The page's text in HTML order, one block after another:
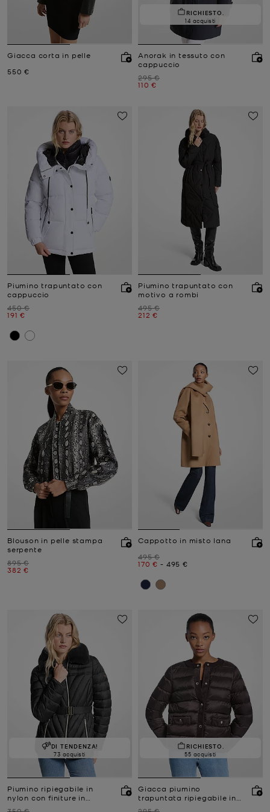
Giacca corta in pelle
Prezzo attuale
550 €
RICHIESTO.
14 acquisti
Anorak in tessuto con
cappuccio
Prezzo iniziale
295 €
Prezzo attuale
110 €
Piumino trapuntato con
cappuccio
Prezzo iniziale
450 €
Prezzo attuale
191 €
Piumino trapuntato con
motivo a rombi
Prezzo iniziale
495 €
Prezzo attuale
212 €
Blouson in pelle stampa
serpente
Prezzo iniziale
895 €
Prezzo attuale
382 €
Cappotto in misto lana
Prezzo iniziale
495 €
Prezzo attuale
170 € -
a Prezzo attuale
495 €
DI TENDENZA!
73 acquisti
Piumino ripiegabile in
nylon con finiture in
RICHIESTO.
55 acquisti
Giacca piumino
trapuntata ripiegabile in